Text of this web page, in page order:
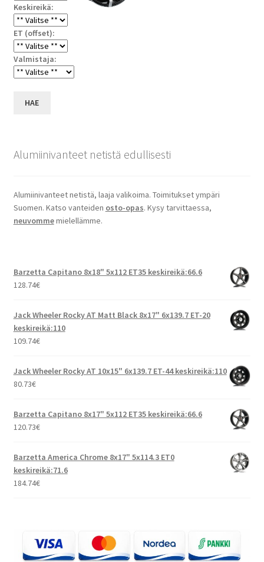
Keskireikä:
ET (offset):
Valmistaja:
HAE
Alumiinivanteet netistä edullisesti
Alumiinivanteet netistä, laaja valikoima. Toimitukset ympäri
Suomen. Katso vanteiden osto-opas. Kysy tarvittaessa,
neuvommemielellämme.
Barzetta Capitano 8x18" 5x112 ET35 keskireikä:66.6
128.74€
Jack Wheeler Rocky AT Matt Black 8x17" 6x139.7 ET-20
keskireikä:110
109.74€
Jack Wheeler Rocky AT 10x15" 6x139.7 ET-44 keskireikä:110
80.73€
Barzetta Capitano 8x17" 5x112 ET35 keskireikä:66.6
120.73€
Barzetta America Chrome 8x17" 5x114.3 ET0
keskireikä:71.6
184.74€